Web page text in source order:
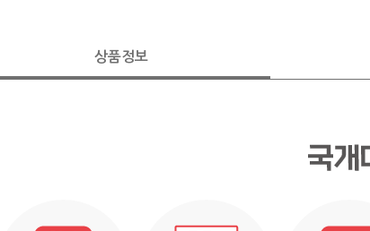
상품정보